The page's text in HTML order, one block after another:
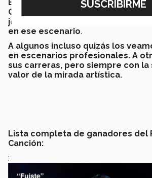
El año que entra el festival
Querétaro. Seguramente, muchos
jóvenes seguirán cantando y
en ese escenario.
A algunos incluso quizás los
en escenarios profesionales. A
sus carreras, pero siempre con la
valor de la mirada artística.
Lista completa de ganadores del
Canción:
: